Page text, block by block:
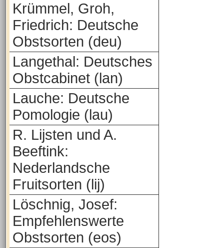
Krümmel, Groh,
Friedrich: Deutsche
Obstsorten (deu)
Langethal: Deutsches
Obstcabinet (lan)
Lauche: Deutsche
Pomologie (lau)
R. Lijsten und A.
Beeftink:
Nederlandsche
Fruitsorten (lij)
Löschnig, Josef:
Empfehlenswerte
Obstsorten (eos)